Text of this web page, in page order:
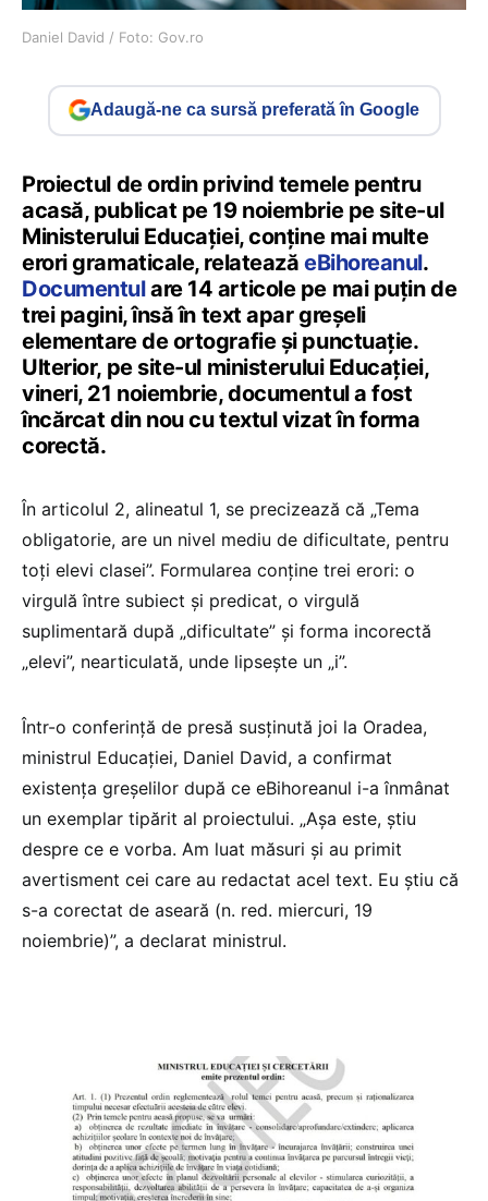
Daniel David / Foto: Gov.ro
Adaugă-ne ca sursă preferată în Google
Proiectul de ordin privind temele pentru
acasă, publicat pe 19 noiembrie pe site-ul
Ministerului Educației, conține mai multe
erori gramaticale, relatează eBihoreanul.
Documentulare 14 articole pe mai puțin de
trei pagini, însă în text apar greșeli
elementare de ortografie și punctuație.
Ulterior, pe site-ul ministerului Educației,
vineri, 21 noiembrie, documentul a fost
încărcat din nou cu textul vizat în forma
corectă.
În articolul 2, alineatul 1, se precizează că „Tema
obligatorie, are un nivel mediu de dificultate, pentru
toți elevi clasei”. Formularea conține trei erori: o
virgulă între subiect și predicat, o virgulă
suplimentară după „dificultate” și forma incorectă
„elevi”, nearticulată, unde lipsește un „i”.
Într-o conferință de presă susținută joi la Oradea,
ministrul Educației, Daniel David, a confirmat
existența greșelilor după ce eBihoreanul i-a înmânat
un exemplar tipărit al proiectului. „Așa este, știu
despre ce e vorba. Am luat măsuri și au primit
avertisment cei care au redactat acel text. Eu știu că
s-a corectat de aseară (n. red. miercuri, 19
noiembrie)”, a declarat ministrul.